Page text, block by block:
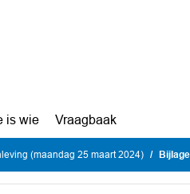
is wie Vraagbaak
(maandag 25 maart 2024)